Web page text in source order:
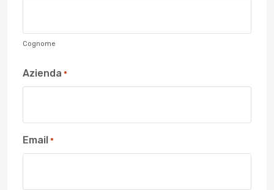
Cognome
Azienda *
Email *